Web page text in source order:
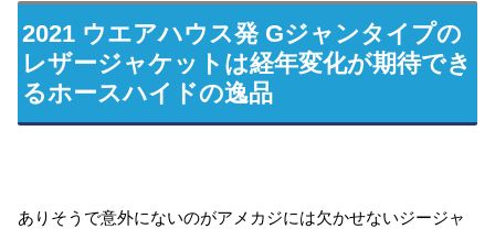
2021 ウエアハウス発 Gジャンタイプの
レザージャケットは経年変化が期待でき
るホースハイドの逸品
ありそうで意外にないのがアメカジには欠かせないジージャ